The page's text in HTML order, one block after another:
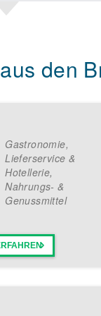
zu gründen
und
den
Gastronomie,
Lieferservice &
Hotellerie,
Nahrungs- &
Genussmittel